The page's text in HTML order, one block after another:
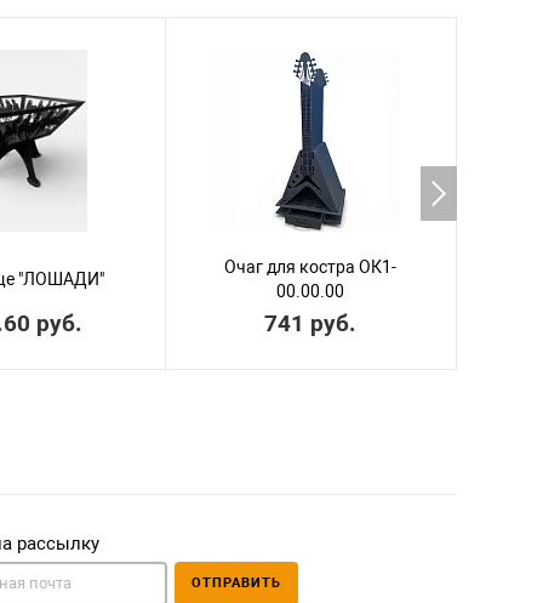
"ЛОШАДИ"
руб.
Очаг для костра ОК1-
00.00.00
741 руб.
рассылку
ОТПРАВИТЬ